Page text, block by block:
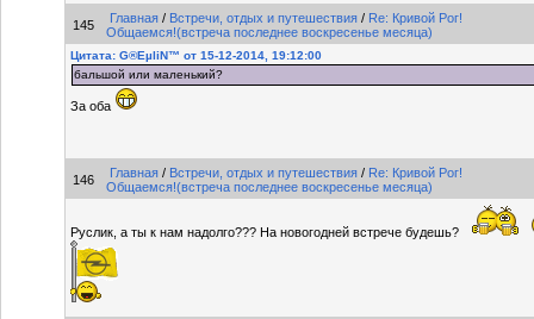
145 Главная / Встречи, отдых и путешествия / Re: Кривой Рог!
Общаемся!(встреча последнее воскресенье месяца)
Цитата: G®EµliN™ от 15-12-2014, 19:12:00
бальшой или маленький?
За оба
146 Главная / Встречи, отдых и путешествия / Re: Кривой Рог!
Общаемся!(встреча последнее воскресенье месяца)
Руслик, а ты к нам надолго??? На новогодней встрече будешь?